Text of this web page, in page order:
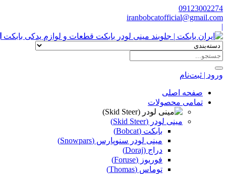
09123002274
iranbobcatofficial@gmail.com
|
ورود | ثبت‌نام
صفحه اصلی
تمامی محصولات
مینی لودر (Skid Steer)
بابکت (Bobcat)
مینی لودر سنوپارس (Snowpars)
دراج (Doraj)
فوریوز (Foruse)
توماس (Thomas)